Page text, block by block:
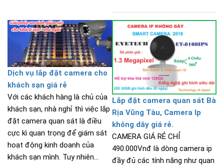
Dịch vụ lắp đặt camera cho
khách sạn giá rẻ
Với các khách hàng là chủ của
khách sạn, nhà nghỉ thì việc lắp
đặt camera quan sát là điều
cực kì quan trọng để giám sát
hoạt động kinh doanh của
khách sạn mình. Tuy nhiên...
Lắp đặt camera quan sát Bà
Rịa Vũng Tàu, Camera Ip
không dây giá rẻ.
CAMERA GIÁ RẺ CHỈ
490.000Vnđ là dòng camera ip
đầy đủ các tính năng như quan